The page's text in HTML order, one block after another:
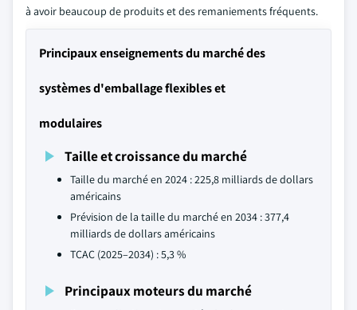
à avoir beaucoup de produits et des remaniements fréquents.
Principaux enseignements du marché des
systèmes d'emballage flexibles et
modulaires
Taille et croissance du marché
Taille du marché en 2024 : 225,8 milliards de dollars
américains
Prévision de la taille du marché en 2034 : 377,4
milliards de dollars américains
TCAC (2025–2034) : 5,3 %
Principaux moteurs du marché